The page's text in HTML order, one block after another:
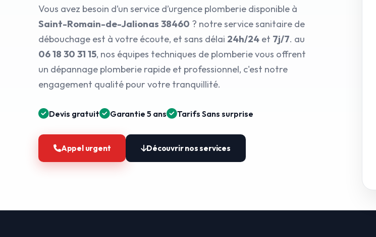
Vous avez besoin d’un service d’urgence plomberie disponible à
Saint-Romain-de-Jalionas 38460 ? notre service sanitaire de
débouchage est à votre écoute, et sans délai 24h/24 et 7j/7. au
06 18 30 31 15, nos équipes techniques de plomberie vous offrent
un dépannage plomberie rapide et professionnel, c'est notre
engagement qualité pour votre tranquillité.
Devis gratuit Garantie 5 ans Tarifs Sans surprise
Appel urgent Découvrir nos services